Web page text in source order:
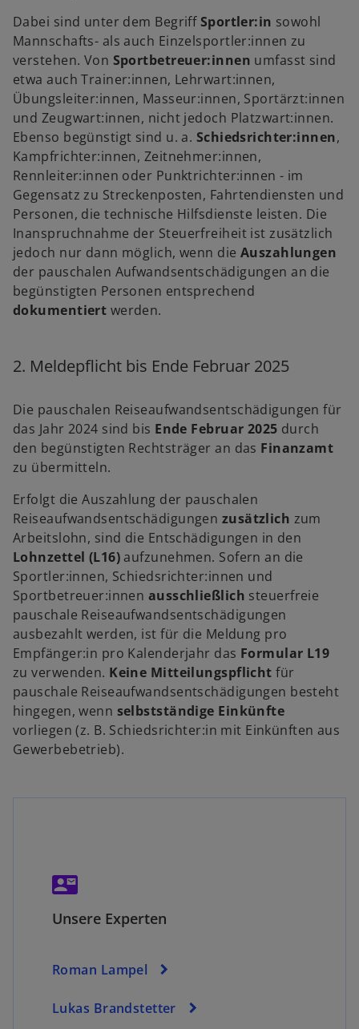
Dabei sind unter dem BegriffSportler:in sowohl
Mannschafts- als auch Einzelsportler:innen zu
verstehen. Von Sportbetreuer:innen umfasst sind
etwa auch Trainer:innen, Lehrwart:innen,
Übungsleiter:innen, Masseur:innen, Sportärzt:innen
und Zeugwart:innen, nicht jedoch Platzwart:innen.
Ebenso begünstigt sind u. a. Schiedsrichter:innen,
Kampfrichter:innen, Zeitnehmer:innen,
Rennleiter:innen oder Punktrichter:innen - im
Gegensatz zu Streckenposten, Fahrtendiensten und
Personen, die technische Hilfsdienste leisten. Die
Inanspruchnahme der Steuerfreiheit ist zusätzlich
jedoch nur dann möglich, wenn die Auszahlungen
der pauschalen Aufwandsentschädigungen an die
begünstigten Personen entsprechend
dokumentiert werden.
2. Meldepflicht bis Ende Februar 2025
Die pauschalen Reiseaufwandsentschädigungen für
das Jahr 2024 sind bis Ende Februar 2025 durch
den begünstigten Rechtsträger an das Finanzamt
zu übermitteln.
Erfolgt die Auszahlung der pauschalen
Reiseaufwandsentschädigungen zusätzlich zum
Arbeitslohn, sind die Entschädigungen in den
Lohnzettel (L16)aufzunehmen. Sofern an die
Sportler:innen, Schiedsrichter:innen und
Sportbetreuer:innen ausschließlich steuerfreie
pauschale Reiseaufwandsentschädigungen
ausbezahlt werden, ist für die Meldung pro
Empfänger:in pro Kalenderjahr das Formular L19
zu verwenden. Keine Mitteilungspflicht für
pauschale Reiseaufwandsentschädigungen besteht
hingegen, wenn selbstständige Einkünfte
vorliegen (z. B. Schiedsrichter:in mit Einkünften aus
Gewerbebetrieb).
contact_mail
Unsere Experten
Roman Lampel
w
ir
d
i
n
e
i
e
u
e
n
g
t
Lukas Brandstetter
w
ir
d
i
n
i
n
e
u
R
g
d
n
i